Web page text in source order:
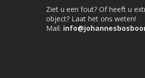
Ziet u een fout? Of heeft u
object? Laat het ons weten!
Mail: